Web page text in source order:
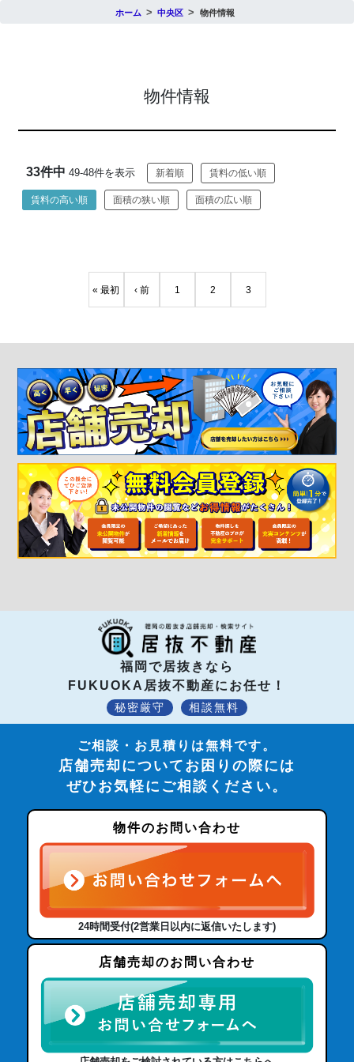
ホーム 中央区 物件情報
物件情報
33件中 49-48件を表示 新着順 賃料の低い順
賃料の高い順 面積の狭い順 面積の広い順
« 最初 ‹ 前 1 2 3
福岡で居抜きなら
FUKUOKA居抜不動産にお任せ！
秘密厳守 相談無料
ご相談・お見積りは無料です。
店舗売却についてお困りの際には
ぜひお気軽にご相談ください。
物件のお問い合わせ
24時間受付(2営業日以内に返信いたします)
店舗売却のお問い合わせ